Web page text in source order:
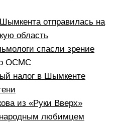
отправилась на
область
спасли зрение
ОСМС
налог в Шымкенте
из «Руки Вверх»
народным любимцем